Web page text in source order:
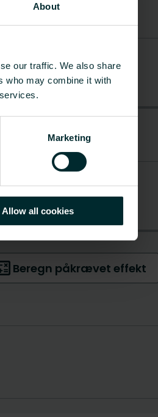
About
our traffic. We also share
who may combine it with
Marketing
Allow all cookies